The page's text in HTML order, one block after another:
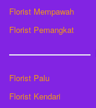
Florist Mempawah
Florist Pemangkat
Florist Palu
Florist Kendari